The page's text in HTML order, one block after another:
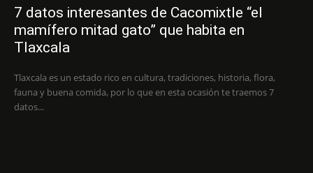
7 datos interesantes de Cacomixtle “el
mamífero mitad gato” que habita en
Tlaxcala
Tlaxcala es un estado rico en cultura, tradiciones, historia, flora,
fauna y buena comida, por lo que en esta ocasión te traemos 7
datos...